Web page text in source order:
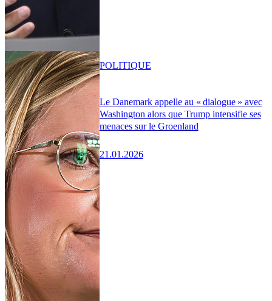
Le Danemark appelle au « dialogue » avec
Washington alors que Trump intensifie ses
menaces sur le Groenland
21.01.2026
POLITIQUE